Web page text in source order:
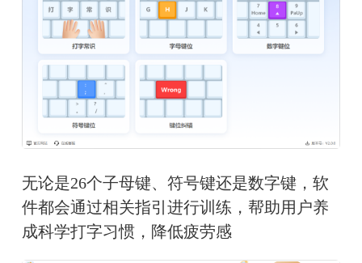
无论是26个子母键、符号键还是数字键，软
件都会通过相关指引进行训练，帮助用户养
成科学打字习惯，降低疲劳感